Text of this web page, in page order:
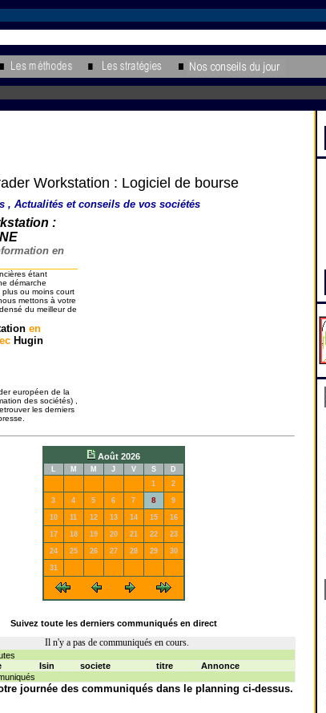
Workstation : Logiciel de bourse
, Actualités et conseils de vos sociétés
:
en
étant
démarche
ou moins court
mettons à votre
du meilleur de
en
Hugin
européen de la
des sociétés)
les derniers
Août 2026
L M M J V S
D
1
2
3 4 5 6 7 8 9
10 11 12 13 14 15 16
17 18 19 20 21 22 23
24 25 26 27 28 29 30
31
Suivez toute les derniers communiqués en direct
Il n'y a pas de communiqués en cours.
Isin societe titre
Annonce
journée des communiqués dans le planning ci-dessus.